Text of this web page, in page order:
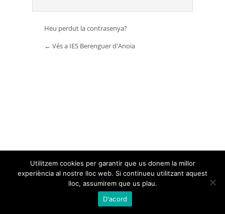
Heu perdut la contrasenya?
← Vés a IES Berenguer d'Anoia
Utilitzem cookies per garantir que us donem la millor
experiència al nostre lloc web. Si continueu utilitzant aquest
lloc, assumirem que us plau.
D'acord